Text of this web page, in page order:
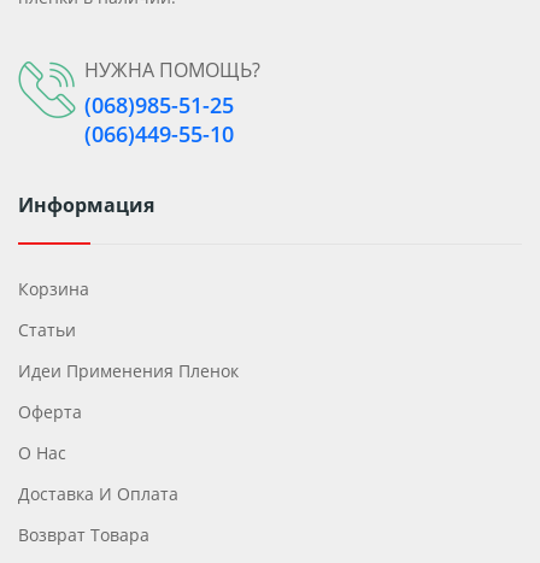
НУЖНА ПОМОЩЬ?
(068)985-51-25
(066)449-55-10
Информация
Корзина
Статьи
Идеи Применения Пленок
Оферта
О Нас
Доставка И Оплата
Возврат Товара